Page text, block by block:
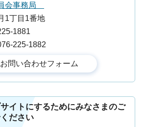
会事務局
1丁目1番地
1881
225-1882
イトにするためにみなさまのご
ださい